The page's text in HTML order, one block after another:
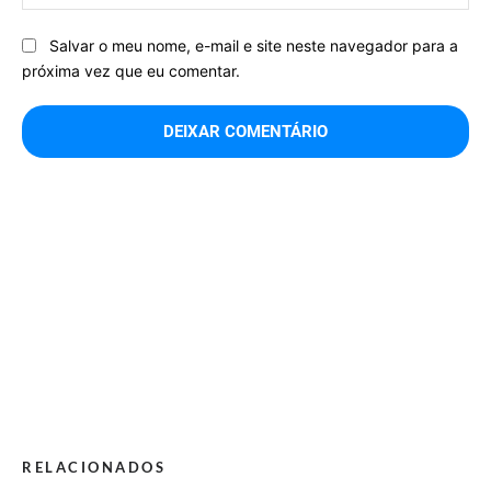
Salvar o meu nome, e-mail e site neste navegador para a
próxima vez que eu comentar.
RELACIONADOS